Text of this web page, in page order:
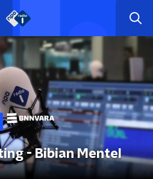
- Bibian Mentel